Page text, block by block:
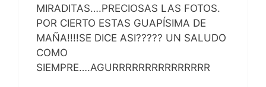
MIRADITAS….PRECIOSAS LAS FOTOS.
POR CIERTO ESTAS GUAPÍSIMA DE
MAÑA!!!!SE DICE ASI????? UN SALUDO
COMO
SIEMPRE….AGURRRRRRRRRRRRRRR